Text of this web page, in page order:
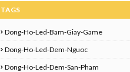
TAGS
Dong-Ho-Led-Bam-Giay-Game
Dong-Ho-Led-Dem-Nguoc
Dong-Ho-Led-Dem-San-Pham